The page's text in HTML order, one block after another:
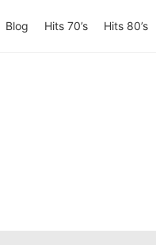
Blog Hits 70’s Hits 80’s